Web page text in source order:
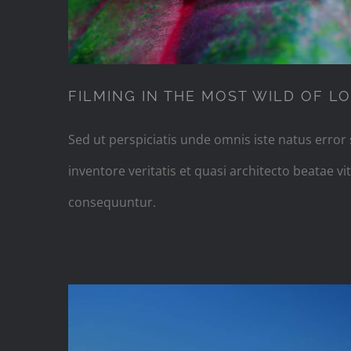
FILMING IN THE MOST WILD OF
Sed ut perspiciatis unde omnis iste natus
inventore veritatis et quasi architecto beatae
consequuntur.